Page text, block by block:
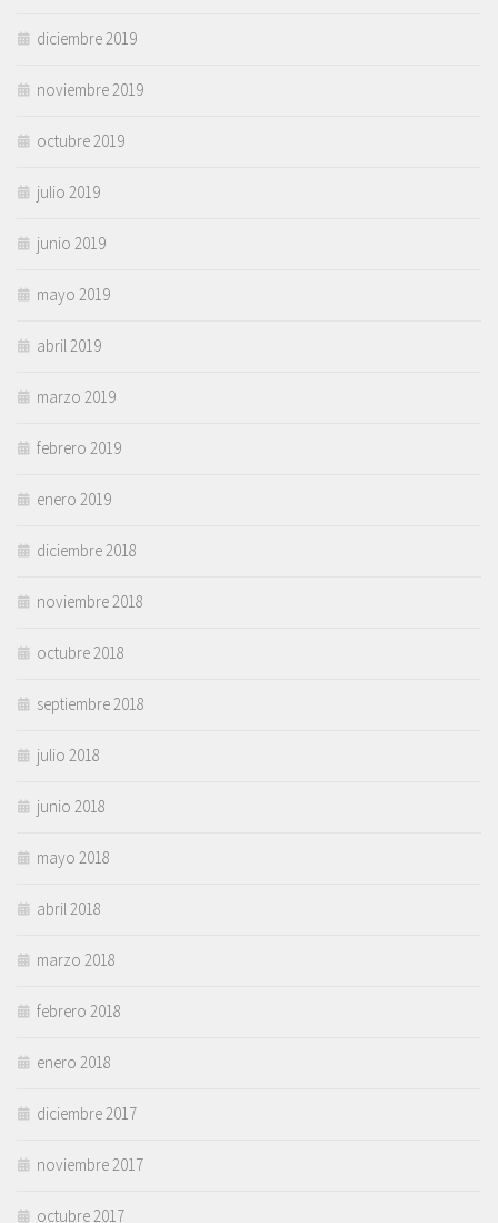
diciembre 2019
noviembre 2019
octubre 2019
julio 2019
junio 2019
mayo 2019
abril 2019
marzo 2019
febrero 2019
enero 2019
diciembre 2018
noviembre 2018
octubre 2018
septiembre 2018
julio 2018
junio 2018
mayo 2018
abril 2018
marzo 2018
febrero 2018
enero 2018
diciembre 2017
noviembre 2017
octubre 2017